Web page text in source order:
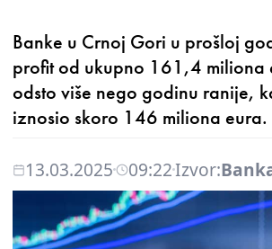
Banke u Crnoj Gori u prošloj
profit od ukupno 161,4
odsto više nego godinu ranije,
iznosio skoro 146 miliona eura.
13.03.2025 09:22Izvor: